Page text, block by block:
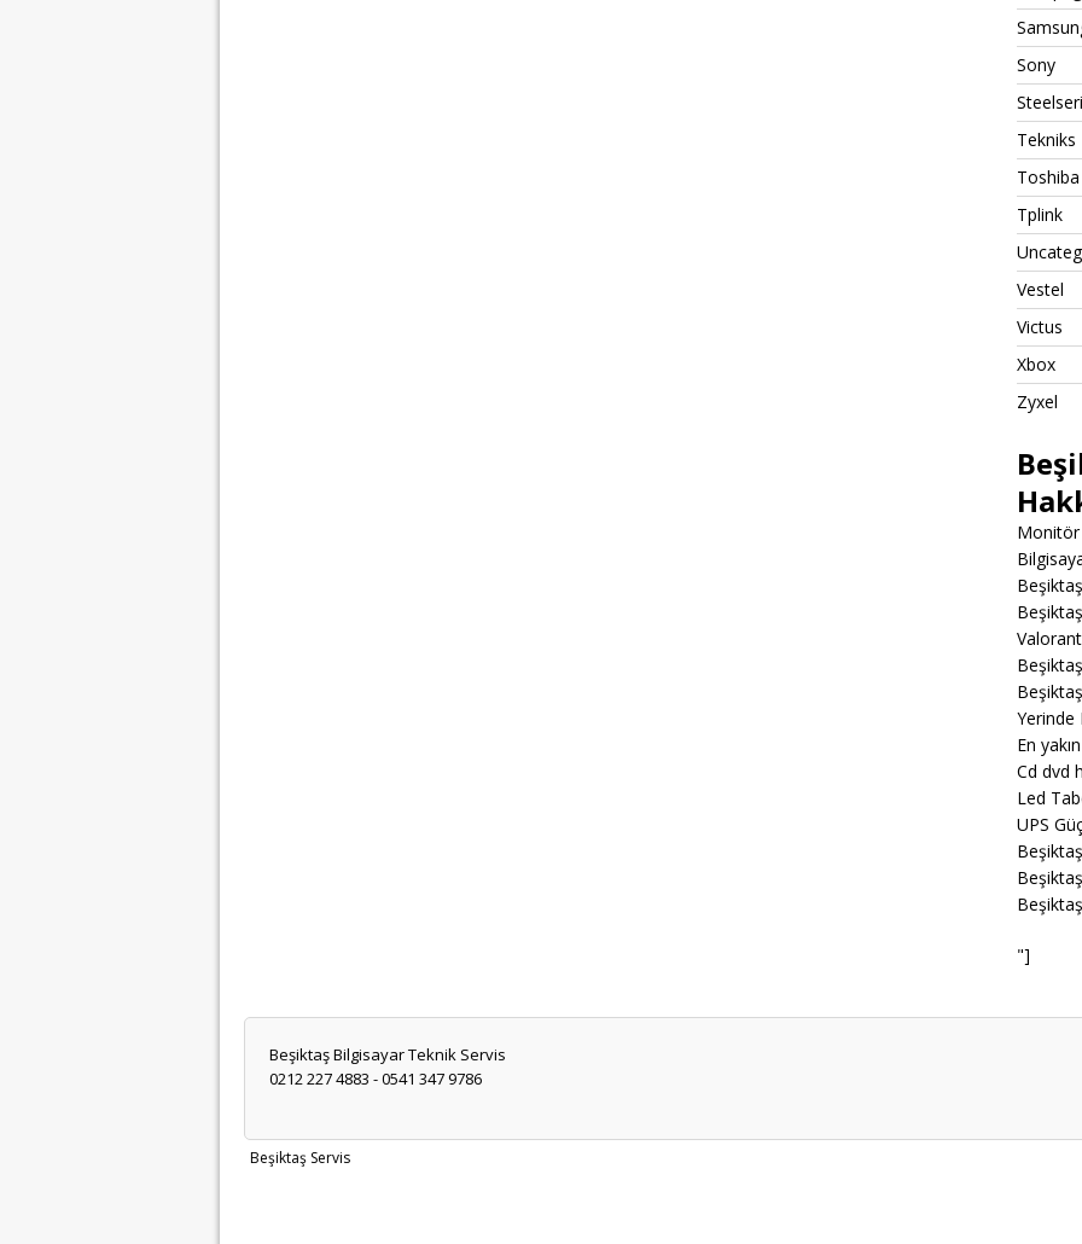
Sony
Tekniks
Toshiba
Tplink
Vestel
Victus
Xbox
Zyxel
Monitör
Yerinde
En
Cd dvd
Led
UPS
"]
Beşiktaş Bilgisayar Teknik Servis
0212 227 4883 - 0541 347 9786
Beşiktaş Servis